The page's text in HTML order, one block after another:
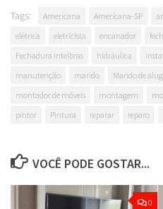
Tags: Americana Americana-SP
elétrica
eletricista encanador
Fechadura intelbras
hidráulica
manutenção
marido Marido de
montador de móveis
montagem
pintor
Pintura reparar reparo
VOCÊ PODE GOSTAR...
0